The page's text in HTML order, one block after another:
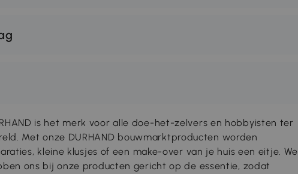
is het merk voor alle doe-het-zelvers en hobbyisten ter
Met onze DURHAND bouwmarktproducten worden
kleine klusjes of een make-over van je huis een eitje. We
ons bij onze producten gericht op de essentie, zodat